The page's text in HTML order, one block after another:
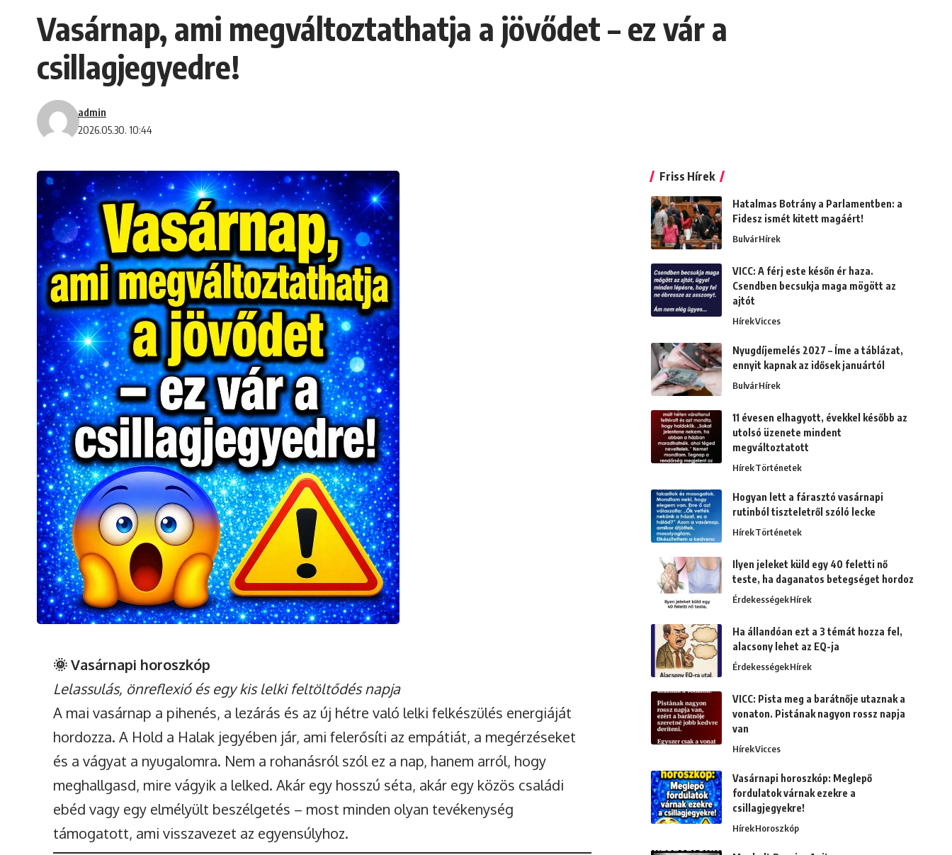
Vasárnap, ami megváltoztathatja a jövődet – ez vár a
csillagjegyedre!
2026.05.30. 10:44
admin
🌞 Vasárnapi horoszkóp
Lelassulás, önreflexió és egy kis lelki feltöltődés napja
A mai vasárnap a pihenés, a lezárás és az új hétre való lelki felkészülés energiáját
hordozza. A Hold a Halak jegyében jár, ami felerősíti az empátiát, a megérzéseket
és a vágyat a nyugalomra. Nem a rohanásról szól ez a nap, hanem arról, hogy
meghallgasd, mire vágyik a lelked. Akár egy hosszú séta, akár egy közös családi
ebéd vagy egy elmélyült beszélgetés – most minden olyan tevékenység
támogatott, ami visszavezet az egyensúlyhoz.
Friss Hírek
Hatalmas Botrány a Parlamentben: a
Fidesz ismét kitett magáért!
BulvárHírek
VICC: A férj este későn ér haza.
Csendben becsukja maga mögött az
ajtót
HírekVicces
Nyugdíjemelés 2027 – Íme a táblázat,
ennyit kapnak az idősek januártól
BulvárHírek
11 évesen elhagyott, évekkel később az
utolsó üzenete mindent
megváltoztatott
HírekTörténetek
Hogyan lett a fárasztó vasárnapi
rutinból tiszteletről szóló lecke
HírekTörténetek
Ilyen jeleket küld egy 40 feletti nő
teste, ha daganatos betegséget hordoz
ÉrdekességekHírek
Ha állandóan ezt a 3 témát hozza fel,
alacsony lehet az EQ-ja
ÉrdekességekHírek
VICC: Pista meg a barátnője utaznak a
vonaton. Pistának nagyon rossz napja
van
HírekVicces
Vasárnapi horoszkóp: Meglepő
fordulatok várnak ezekre a
csillagjegyekre!
HírekHoroszkóp